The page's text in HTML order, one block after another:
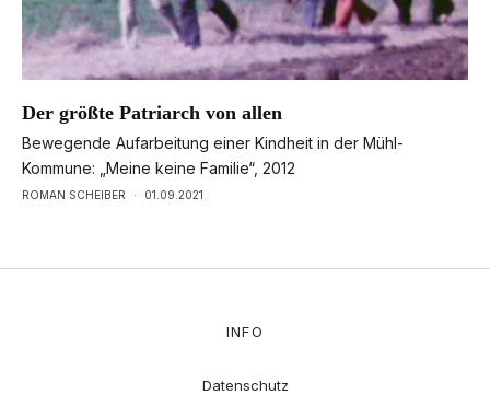
Der größte Patriarch von allen
Bewegende Aufarbeitung einer Kindheit in der Mühl-
Kommune: „Meine keine Familie“, 2012
ROMAN SCHEIBER · 01.09.2021
INFO
Datenschutz